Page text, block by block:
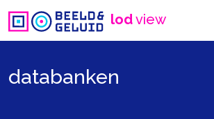
lodview
databanken